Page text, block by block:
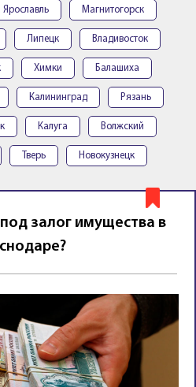
Ярославль Магнитогорск
Липецк Владивосток
Химки Балашиха
Калининград Рязань
Калуга Волжский
Тверь Новокузнецк
залог имущества в